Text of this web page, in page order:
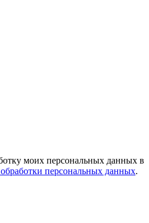
моих персональных данных в
персональных данных.